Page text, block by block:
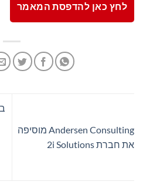
לחץ כאן להדפסת המאמר
Andersen Consulting מוסיפה
את חברת 2i Solutions